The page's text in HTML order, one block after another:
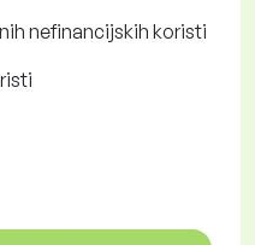
nefinancijskih koristi